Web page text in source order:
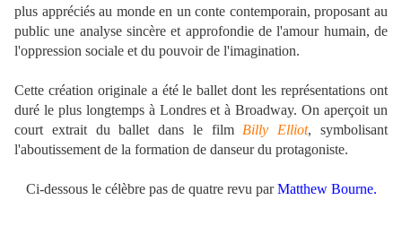
plus appréciés au monde en un conte contemporain, proposant au
public une analyse sincère et approfondie de l'amour humain, de
l'oppression sociale et du pouvoir de l'imagination.
Cette création originale a été le ballet dont les représentations ont
duré le plus longtemps à Londres et à Broadway. On aperçoit un
court extrait du ballet dans le film Billy Elliot, symbolisant
l'aboutissement de la formation de danseur du protagoniste.
Ci-dessous le célèbre pas de quatre revu parMatthew Bourne.